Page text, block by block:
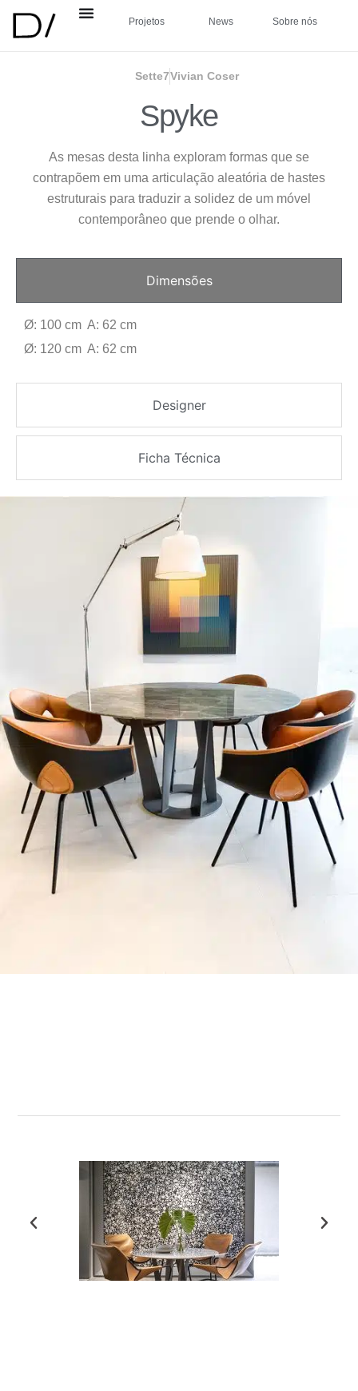
Projetos News Sobre nós
Sette7Vivian Coser
Spyke
As mesas desta linha exploram formas que se
contrapõem em uma articulação aleatória de hastes
estruturais para traduzir a solidez de um móvel
contemporâneo que prende o olhar.
Dimensões
Designer
Ficha Técnica
Ø: 100 cm A: 62 cm
Ø: 120 cm A: 62 cm